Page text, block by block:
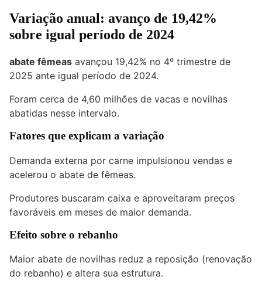
Variação anual: avanço de 19,42%
sobre igual período de 2024
abate fêmeas avançou 19,42% no 4º trimestre de
2025 ante igual período de 2024.
Foram cerca de 4,60 milhões de vacas e novilhas
abatidas nesse intervalo.
Fatores que explicam a variação
Demanda externa por carne impulsionou vendas e
acelerou o abate de fêmeas.
Produtores buscaram caixa e aproveitaram preços
favoráveis em meses de maior demanda.
Efeito sobre o rebanho
Maior abate de novilhas reduz a reposição (renovação
do rebanho) e altera sua estrutura.